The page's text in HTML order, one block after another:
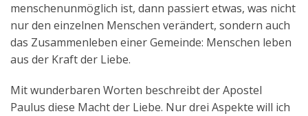
menschenunmöglich ist, dann passiert etwas, was nicht
nur den einzelnen Menschen verändert, sondern auch
das Zusammenleben einer Gemeinde: Menschen leben
aus der Kraft der Liebe.
Mit wunderbaren Worten beschreibt der Apostel
Paulus diese Macht der Liebe. Nur drei Aspekte will ich